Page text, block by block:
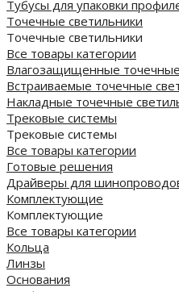
Тубусы для упаковки
Точечные светильники
Точечные светильники
Все товары категории
Влагозащищенные
Встраиваемые точечные
Накладные точечные
Трековые системы
Трековые системы
Все товары категории
Готовые решения
Драйверы для
Комплектующие
Комплектующие
Все товары категории
Кольца
Линзы
Основания